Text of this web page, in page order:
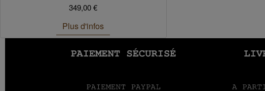
349,00 €
Plus d'infos